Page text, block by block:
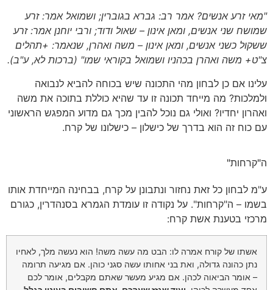
"מאי זרע אנשים? אמר רב: גברא בגוברין; ושמואל אמר: זרע
שמושח שני אנשים, ומאן אינון – שאול ודוד; ורבי יוחנן אמר: זרע
ששקול כשני אנשים, ומאן אינון – משה ואהרן, שנאמר: +תהלים
צ"ט+ משה ואהרן בכהניו ושמואל בקוראי שמו" (ברכות לא, ע"ב).
עלינו אם כן לבחון מהי התכונה שיש בכוחה להביא לנבואה
ולמלכות? מה מייחד תכונה זו עד שהיא כוללת בתוכה את משה
ואהרון יחדיו? ואולי גם נוכל להבין מכך גם מדוע המפגש הראשוני
עם כוח זה הוא בדרך של כישלון – כישלונו של קרח.
ה"קרחות"
ע"מ לבחון כל זאת נחזור ונתבונן על קרח, בבחינה המייחדת אותו
בשמו – ה"קרחות". על נקודה זו עומדת הגמרא בסנהדרין, כגורם
מרכזי בטענת אשת קרח:
אשתו של קורח אמרה לו: הבט מה עשה משה! הוא נעשה מלך, לאחיו
נתן כהונה גדולה, ואת בני אחותו עשה סגני כוהן. אם מגיעה תרומה
– אומר הביאוה לכהן. אם מגיע מעשר שאתם מקבלים, אומר לכם